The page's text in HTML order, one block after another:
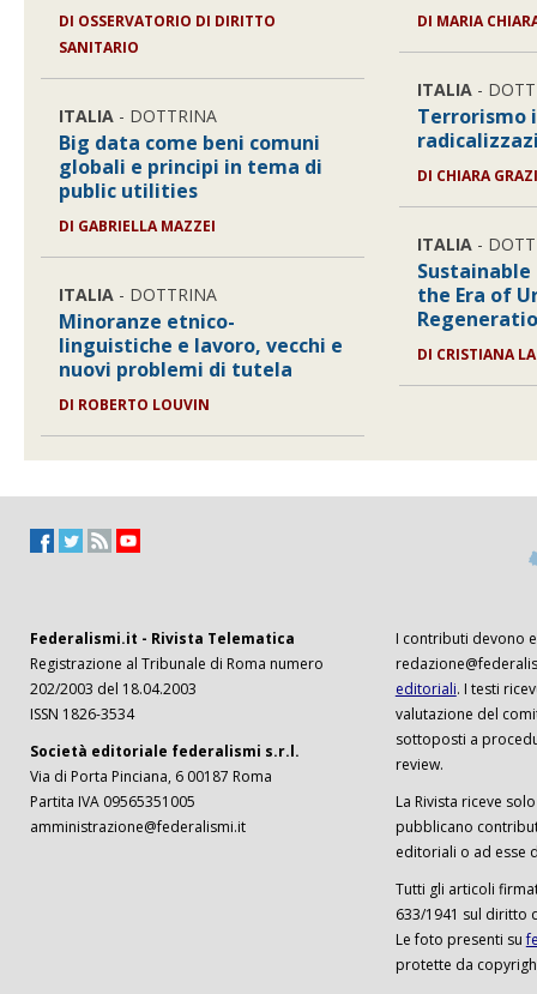
DI OSSERVATORIO DI DIRITTO
SANITARIO
ITALIA - DOTTRINA
Big data come beni comuni
globali e principi in tema di
public utilities
DI GABRIELLA MAZZEI
ITALIA - DOTTRINA
Minoranze etnico-
linguistiche e lavoro, vecchi e
nuovi problemi di tutela
DI ROBERTO LOUVIN
DI MARIA
ITALIA -
Terrorismo
DI CHIARA
ITALIA -
the Era of
DI CRISTIANA
Federalismi.it - Rivista Telematica
Registrazione al Tribunale di Roma numero
202/2003 del 18.04.2003
ISSN 1826-3534
Società editoriale federalismi s.r.l.
Via di Porta Pinciana, 6 00187 Roma
Partita IVA 09565351005
amministrazione@federalismi.it
I contributi devono
editoriali. I testi
valutazione del
sottoposti a
review.
La Rivista riceve
pubblicano
editoriali o ad esse
Tutti gli articoli
633/1941 sul diritto
Le foto presenti su
protette da